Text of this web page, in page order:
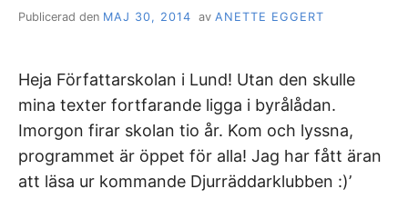
Publicerad den MAJ 30, 2014 av ANETTE EGGERT
Heja Författarskolan i Lund! Utan den skulle
mina texter fortfarande ligga i byrålådan.
Imorgon firar skolan tio år. Kom och lyssna,
programmet är öppet för alla! Jag har fått äran
att läsa ur kommande Djurräddarklubben :)’